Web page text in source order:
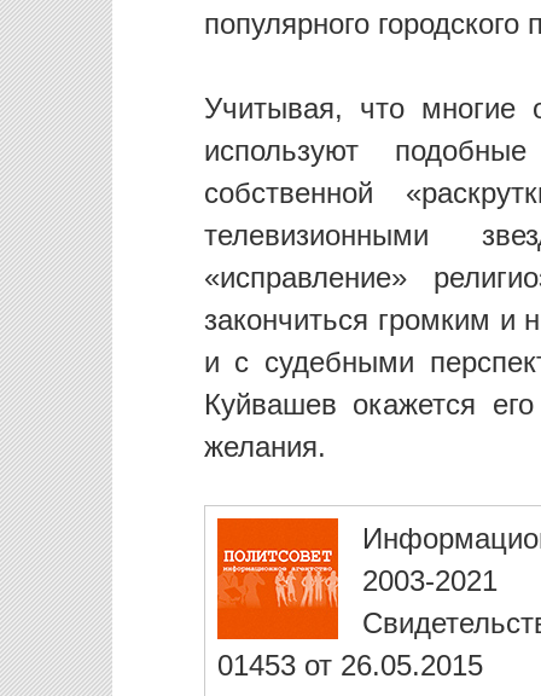
популярного городского
Учитывая, что многие
используют
собственной
телевизионными
«исправление»
закончиться громким и
и с судебными
Куйвашев окажется
желания.
2003-2021
01453 от 26.05.2015